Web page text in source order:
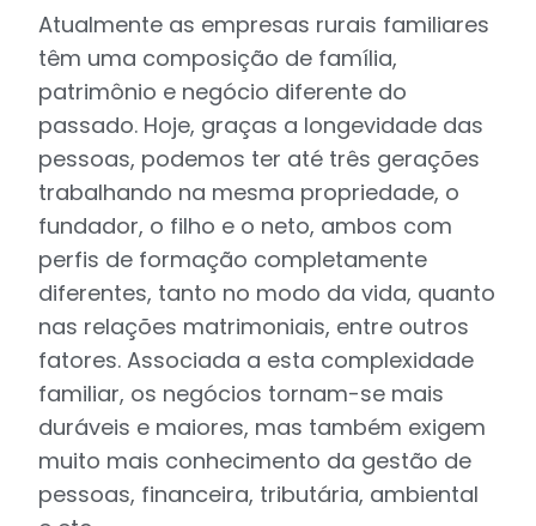
Atualmente as empresas rurais familiares
têm uma composição de família,
patrimônio e negócio diferente do
passado. Hoje, graças a longevidade das
pessoas, podemos ter até três gerações
trabalhando na mesma propriedade, o
fundador, o filho e o neto, ambos com
perfis de formação completamente
diferentes, tanto no modo da vida, quanto
nas relações matrimoniais, entre outros
fatores. Associada a esta complexidade
familiar, os negócios tornam-se mais
duráveis e maiores, mas também exigem
muito mais conhecimento da gestão de
pessoas, financeira, tributária, ambiental